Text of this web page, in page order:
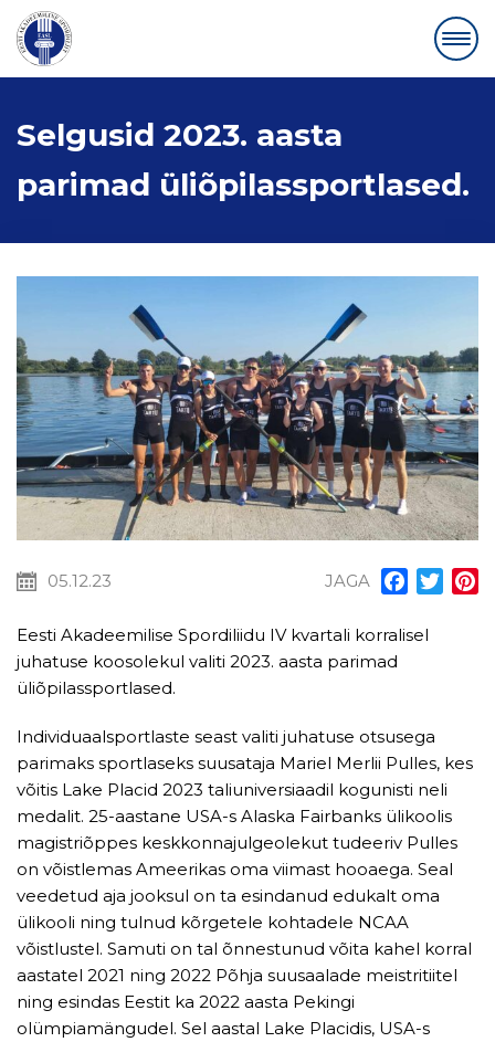
Selgusid 2023. aasta
parimad üliõpilassportlased.
05.12.23 JAGA Facebook
Eesti Akadeemilise Spordiliidu IV kvartali korralisel
juhatuse koosolekul valiti 2023. aasta parimad
üliõpilassportlased.
Individuaalsportlaste seast valiti juhatuse otsusega
parimaks sportlaseks suusataja Mariel Merlii Pulles, kes
võitis Lake Placid 2023 taliuniversiaadil kogunisti neli
medalit. 25-aastane USA-s Alaska Fairbanks ülikoolis
magistriõppes keskkonnajulgeolekut tudeeriv Pulles
on võistlemas Ameerikas oma viimast hooaega. Seal
veedetud aja jooksul on ta esindanud edukalt oma
ülikooli ning tulnud kõrgetele kohtadele NCAA
võistlustel. Samuti on tal õnnestunud võita kahel korral
aastatel 2021 ning 2022 Põhja suusaalade meistritiitel
ning esindas Eestit ka 2022 aasta Pekingi
olümpiamängudel. Sel aastal Lake Placidis, USA-s